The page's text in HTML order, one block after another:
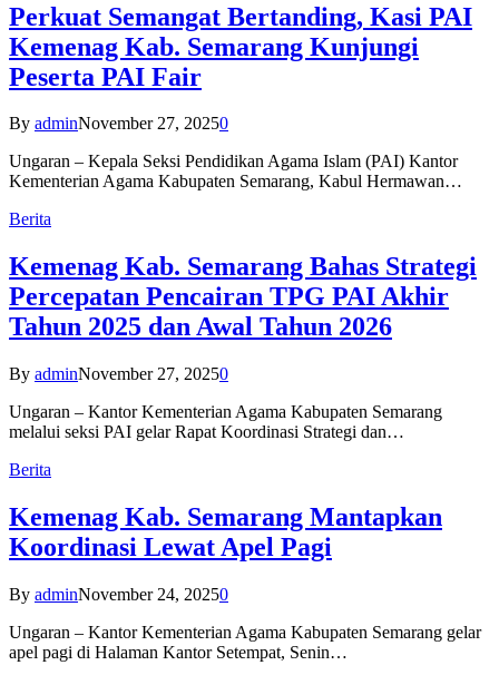
Perkuat Semangat Bertanding, Kasi PAI
Kemenag Kab. Semarang Kunjungi
Peserta PAI Fair
By adminNovember 27, 20250
Ungaran – Kepala Seksi Pendidikan Agama Islam (PAI) Kantor
Kementerian Agama Kabupaten Semarang, Kabul Hermawan…
Berita
Kemenag Kab. Semarang Bahas Strategi
Percepatan Pencairan TPG PAI Akhir
Tahun 2025 dan Awal Tahun 2026
By adminNovember 27, 20250
Ungaran – Kantor Kementerian Agama Kabupaten Semarang
melalui seksi PAI gelar Rapat Koordinasi Strategi dan…
Berita
Kemenag Kab. Semarang Mantapkan
Koordinasi Lewat Apel Pagi
By adminNovember 24, 20250
Ungaran – Kantor Kementerian Agama Kabupaten Semarang gelar
apel pagi di Halaman Kantor Setempat, Senin…